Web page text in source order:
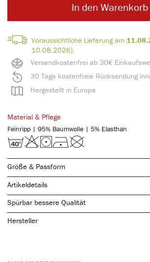
Versandkostenfrei ab 30€
30 Tage kostenfreie Rücksendung
Hergestellt in Europa
Voraussichtliche Lieferung am
10.08.2026).
In den Warenkorb
Material & Pflege
Feinripp | 95% Baumwolle | 5% Elasthan
Größe & Passform
Artikeldetails
Spürbar bessere Qualität
Hersteller